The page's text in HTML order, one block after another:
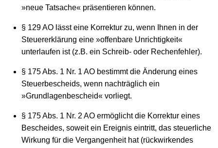
»neue Tatsache« präsentieren können.
§ 129 AO lässt eine Korrektur zu, wenn Ihnen in der
Steuererklärung eine »offenbare Unrichtigkeit«
unterlaufen ist (z.B. ein Schreib- oder Rechenfehler).
§ 175 Abs. 1 Nr. 1 AO bestimmt die Änderung eines
Steuerbescheids, wenn nachträglich ein
»Grundlagenbescheid« vorliegt.
§ 175 Abs. 1 Nr. 2 AO ermöglicht die Korrektur eines
Bescheides, soweit ein Ereignis eintritt, das steuerliche
Wirkung für die Vergangenheit hat (rückwirkendes